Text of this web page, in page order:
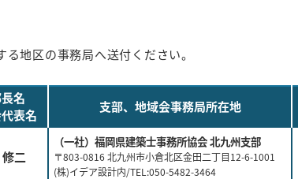
地区の事務局へ送付ください。
名
表名
支部、地域会事務局所在地
二
（一社）福岡県建築士事務所協会 北九州支部
〒803-0816 北九州市小倉北区金田二丁目12-6-1001
(株)イデア設計内/TEL:050-5482-3464